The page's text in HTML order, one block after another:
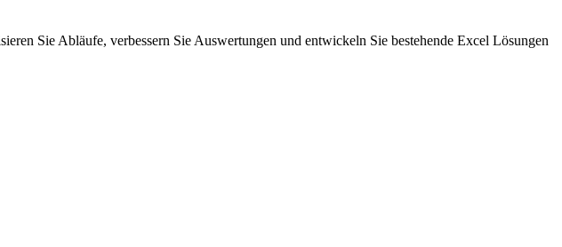
Sie Abläufe, verbessern Sie Auswertungen und entwickeln Sie bestehende Excel Lösungen